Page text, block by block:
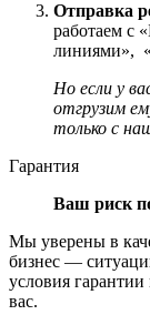
Отправка
работаем с
линиями»,
Но если у
отгрузим
только с
Гарантия
Ваш риск
Мы уверены в
бизнес —
условия
вас.